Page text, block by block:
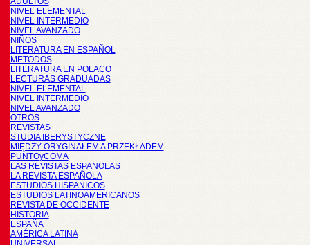
NIVEL ELEMENTAL
NIVEL INTERMEDIO
NIVEL AVANZADO
NIÑOS
LITERATURA EN ESPAÑOL
METODOS
LITERATURA EN POLACO
LECTURAS GRADUADAS
NIVEL ELEMENTAL
NIVEL INTERMEDIO
NIVEL AVANZADO
OTROS
REVISTAS
STUDIA IBERYSTYCZNE
MIĘDZY ORYGINAŁEM A PRZEKŁADEM
PUNTOyCOMA
LAS REVISTAS ESPANOLAS
LA REVISTA ESPAÑOLA
ESTUDIOS HISPANICOS
ESTUDIOS LATINOAMERICANOS
REVISTA DE OCCIDENTE
HISTORIA
ESPAÑA
AMÉRICA LATINA